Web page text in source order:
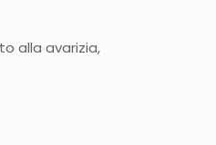
alla avarizia,